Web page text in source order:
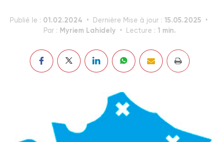
Publié le : 01.02.2024 Dernière Mise à jour : 15.05.2025
Par : Myriem Lahidely Lecture : 1 min.